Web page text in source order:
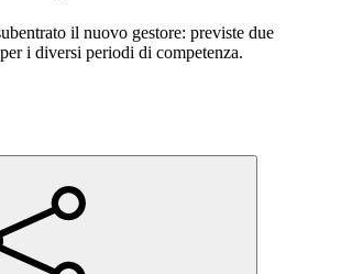
il nuovo gestore: previste due
i diversi periodi di competenza.